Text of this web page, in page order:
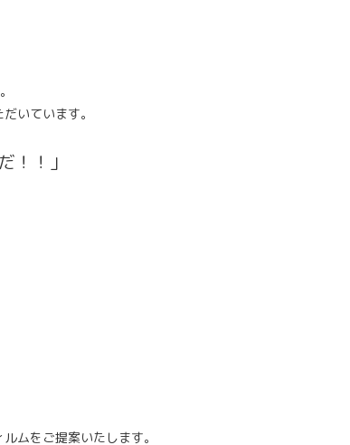
いています。
！！」
ムをご提案いたします。